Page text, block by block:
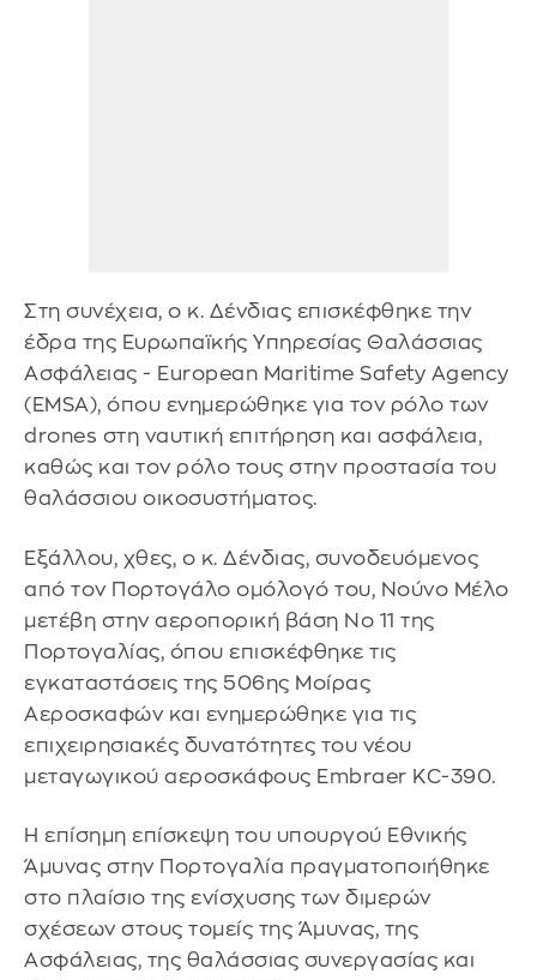
Στη συνέχεια, ο κ. Δένδιας επισκέφθηκε την
έδρα της Ευρωπαϊκής Υπηρεσίας Θαλάσσιας
Ασφάλειας - European Maritime Safety Agency
(EMSA), όπου ενημερώθηκε για τον ρόλο των
drones στη ναυτική επιτήρηση και ασφάλεια,
καθώς και τον ρόλο τους στην προστασία του
θαλάσσιου οικοσυστήματος.
Εξάλλου, χθες, ο κ. Δένδιας, συνοδευόμενος
από τον Πορτογάλο ομόλογό του, Νούνο Μέλο
μετέβη στην αεροπορική βάση No 11 της
Πορτογαλίας, όπου επισκέφθηκε τις
εγκαταστάσεις της 506ης Μοίρας
Αεροσκαφών και ενημερώθηκε για τις
επιχειρησιακές δυνατότητες του νέου
μεταγωγικού αεροσκάφους Embraer KC-390.
Η επίσημη επίσκεψη του υπουργού Εθνικής
Άμυνας στην Πορτογαλία πραγματοποιήθηκε
στο πλαίσιο της ενίσχυσης των διμερών
σχέσεων στους τομείς της Άμυνας, της
Ασφάλειας, της θαλάσσιας συνεργασίας και